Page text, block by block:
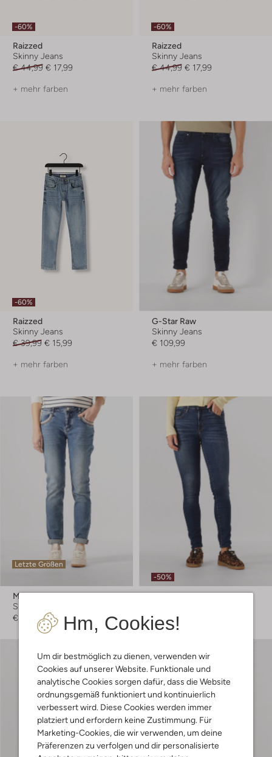
Hm, Cookies!
Um dir bestmöglich zu dienen, verwenden wir
Cookies auf unserer Website. Funktionale und
analytische Cookies sorgen dafür, dass die Website
ordnungsgemäß funktioniert und kontinuierlich
verbessert wird. Diese Cookies werden immer
platziert und erfordern keine Zustimmung. Für
Marketing-Cookies, die wir verwenden, um deine
Präferenzen zu verfolgen und dir personalisierte
-60%
Raizzed
Skinny Jeans
€ 44,99 € 17,99
+ mehr farben
-60%
Raizzed
Skinny Jeans
€ 44,99 € 17,99
+ mehr farben
-60%
Raizzed
Skinny Jeans
€ 39,99 € 15,99
+ mehr farben
G-Star Raw
Skinny Jeans
€ 109,99
+ mehr farben
Letzte Größen
Mos Mosh
Skinny Jeans
€ 139,99
-50%
Levi's
€ 119,99